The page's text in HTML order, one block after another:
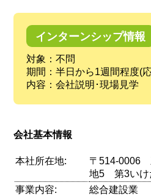
インターンシップ情報
対象：不問
期間：半日から1週間程度(
内容：会社説明･現場見学
会社基本情報
本社所在地:
〒514-0006
地5 第3いけ
事業内容:
総合建設業